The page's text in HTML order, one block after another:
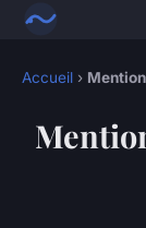
Accueil ›